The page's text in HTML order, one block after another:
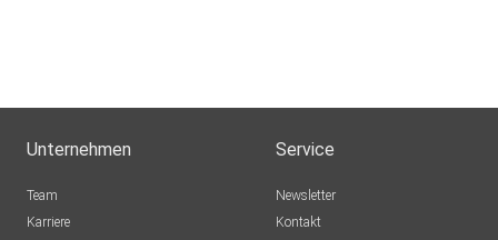
Unternehmen
Team
Karriere
Service
Newsletter
Kontakt